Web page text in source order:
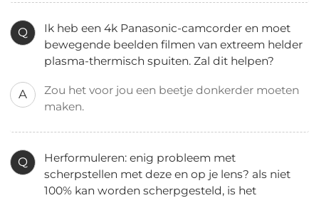
Q
Ik heb een 4k Panasonic-camcorder en moet
bewegende beelden filmen van extreem helder
plasma-thermisch spuiten. Zal dit helpen?
A
Zou het voor jou een beetje donkerder moeten
maken.
Q
Herformuleren: enig probleem met
scherpstellen met deze en op je lens? als niet
100% kan worden scherpgesteld, is het